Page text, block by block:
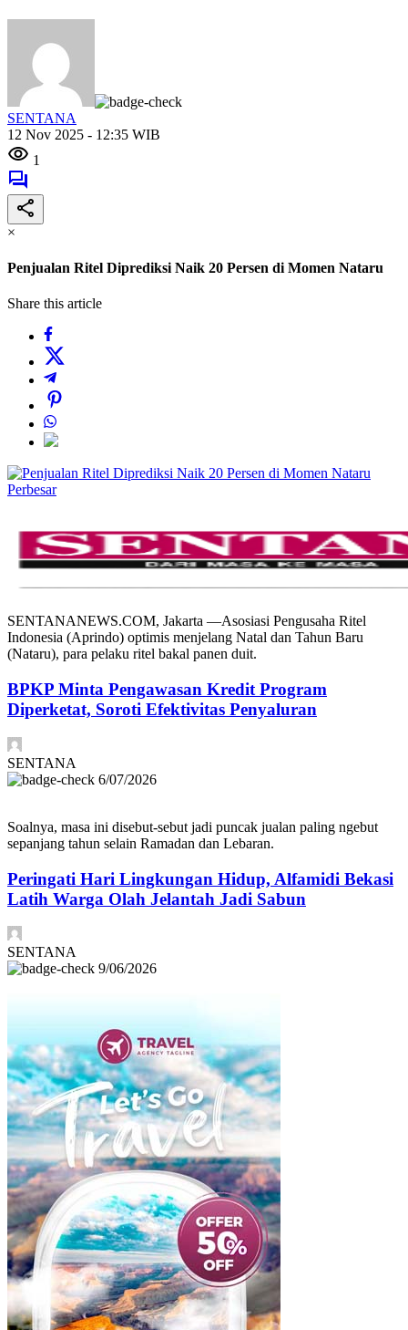
SENTANA
12 Nov 2025 - 12:35 WIB
1
×
Penjualan Ritel Diprediksi Naik 20 Persen di Momen Nataru
Share this article
Perbesar
SENTANANEWS.COM, Jakarta —Asosiasi Pengusaha Ritel
Indonesia (Aprindo) optimis menjelang Natal dan Tahun Baru
(Nataru), para pelaku ritel bakal panen duit.
BPKP Minta Pengawasan Kredit Program
Diperketat, Soroti Efektivitas Penyaluran
SENTANA
6/07/2026
Soalnya, masa ini disebut-sebut jadi puncak jualan paling ngebut
sepanjang tahun selain Ramadan dan Lebaran.
Peringati Hari Lingkungan Hidup, Alfamidi Bekasi
Latih Warga Olah Jelantah Jadi Sabun
SENTANA
9/06/2026